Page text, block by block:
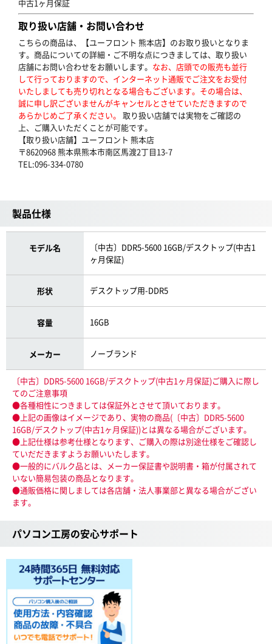
中古1ヶ月保証
取り扱い店舗・お問い合わせ
こちらの商品は、【ユーフロント 熊本店】のお取り扱いとなりま
す。商品についての詳細・ご不明な点につきましては、取り扱い
店舗にお問い合わせをお願いします。 なお、店頭での販売も並行
して行っておりますので、インターネット通販でご注文をお受付
いたしましても売り切れとなる場合もございます。その場合は、
誠に申し訳ございませんがキャンセルとさせていただきますので
あらかじめご了承ください。 取り扱い店舗では実物をご確認の
上、ご購入いただくことが可能です。
【取り扱い店舗】ユーフロント 熊本店
〒8620968 熊本県熊本市南区馬渡2丁目13-7
TEL:096-334-0780
製品仕様
モデル名
〔中古〕DDR5-5600 16GB/デスクトップ(中古1
ヶ月保証)
形状 デスクトップ用-DDR5
容量 16GB
メーカー ノーブランド
〔中古〕DDR5-5600 16GB/デスクトップ(中古1ヶ月保証)ご購入に際し
てのご注意事項
●各種相性につきましては保証外とさせて頂いております。
●上記の画像はイメージであり、実物の商品(〔中古〕DDR5-5600
16GB/デスクトップ(中古1ヶ月保証))とは異なる場合がございます。
●上記仕様は参考仕様となります、ご購入の際は別途仕様をご確認し
ていだだきますようお願いいたします。
●一般的にバルク品とは、メーカー保証書や説明書・箱が付属されて
いない簡易包装の商品となります。
●通販価格に関しましては各店舗・法人事業部と異なる場合がござい
ます。
パソコン工房の安心サポート